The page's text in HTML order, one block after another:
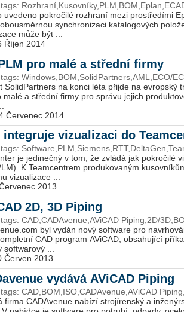
uvedeno pokročilé rozhraní mezi prostředími
synchronizaci katalogových
může být ...
Říjen 2014
pro malé a střední firmy
Windows,BOM,SolidPartners,AML,ECO/
SolidPartners na konci léta přijde na evropský
malé a střední firmy pro správu jejich
Červenec 2014
integruje vizualizaci do
je jedinečný v tom, že zvládá jak pokročilé
K Teamcentrem produkovaným
vizualizace ...
2013
2D, 3D Piping
CAD,CADAvenue,AViCAD Piping,2D/
byl vydán nový software pro
CAD program AViCAD, obsahující
...
Červen 2013
vydává AViCAD Piping
CAD,BOM,ISO,CADAvenue,AViCAD
firma CADAvenue nabízí strojírenský a